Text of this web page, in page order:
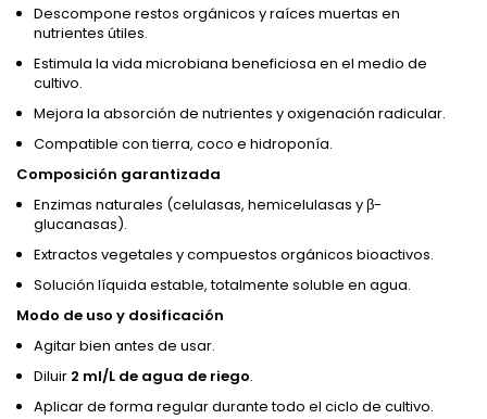
Descompone restos orgánicos y raíces muertas en
nutrientes útiles.
Estimula la vida microbiana beneficiosa en el medio de
cultivo.
Mejora la absorción de nutrientes y oxigenación radicular.
Compatible con tierra, coco e hidroponía.
Composición garantizada
Enzimas naturales (celulasas, hemicelulasas y β-
glucanasas).
Extractos vegetales y compuestos orgánicos bioactivos.
Solución líquida estable, totalmente soluble en agua.
Modo de uso y dosificación
Agitar bien antes de usar.
Diluir 2 ml/L de agua de riego.
Aplicar de forma regular durante todo el ciclo de cultivo.